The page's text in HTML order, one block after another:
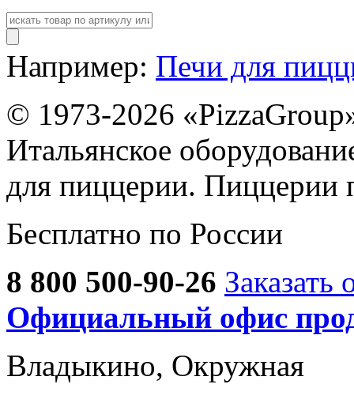
Например: Печи для
© 1973-2026
Итальянское
для пиццерии. Пиццерии
Бесплатно по России
8 800 500-90-26 Заказать
Официальный офис
Владыкино, Окружная